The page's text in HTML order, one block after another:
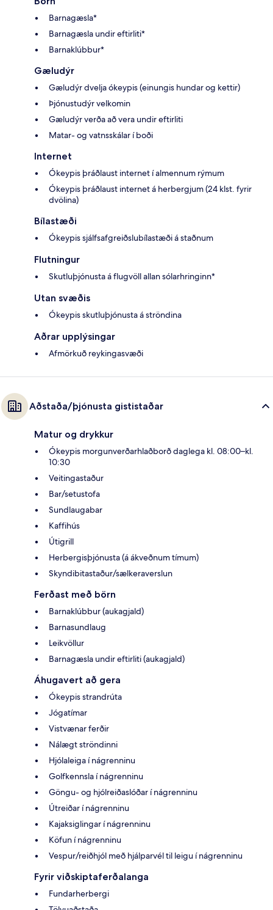
Barnagæsla*
Barnagæsla undir eftirliti*
Barnaklúbbur*
Gæludýr
Gæludýr dvelja ókeypis (einungis hundar og kettir)
Þjónustudýr velkomin
Gæludýr verða að vera undir eftirliti
Matar- og vatnsskálar í boði
Internet
Ókeypis þráðlaust internet í almennum rýmum
Ókeypis þráðlaust internet á herbergjum (24 klst. fyrir
dvölina)
Bílastæði
Ókeypis sjálfsafgreiðslubílastæði á staðnum
Flutningur
Skutluþjónusta á flugvöll allan sólarhringinn*
Utan svæðis
Ókeypis skutluþjónusta á ströndina
Aðrar upplýsingar
Afmörkuð reykingasvæði
Aðstaða/þjónusta gististaðar
Matur og drykkur
Ókeypis morgunverðarhlaðborð daglega kl. 08:00–kl.
10:30
Veitingastaður
Bar/setustofa
Sundlaugabar
Kaffihús
Útigrill
Herbergisþjónusta (á ákveðnum tímum)
Skyndibitastaður/sælkeraverslun
Ferðast með börn
Barnaklúbbur (aukagjald)
Barnasundlaug
Leikvöllur
Barnagæsla undir eftirliti (aukagjald)
Áhugavert að gera
Ókeypis strandrúta
Jógatímar
Vistvænar ferðir
Nálægt ströndinni
Hjólaleiga í nágrenninu
Golfkennsla í nágrenninu
Göngu- og hjólreiðaslóðar í nágrenninu
Útreiðar í nágrenninu
Kajaksiglingar í nágrenninu
Köfun í nágrenninu
Vespur/reiðhjól með hjálparvél til leigu í nágrenninu
Fyrir viðskiptaferðalanga
Fundarherbergi